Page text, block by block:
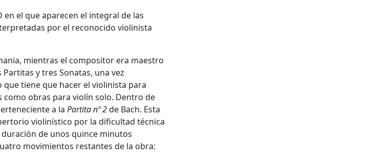
en el que aparecen el integral de las
por el reconocido violinista
mientras el compositor era maestro
y tres Sonatas, una vez
que tiene que hacer el violinista para
como obras para violín solo. Dentro de
a la Partita nº 2de Bach. Esta
violinístico por la dificultad técnica
de unos quince minutos
movimientos restantes de la obra: